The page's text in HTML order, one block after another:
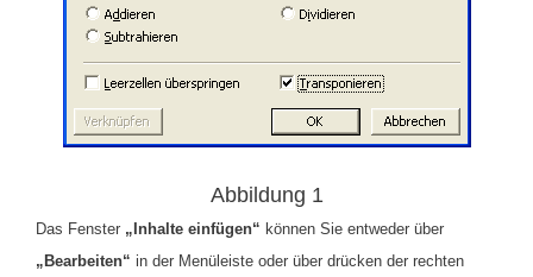
Abbildung 1
Das Fenster „Inhalte einfügen“ können Sie entweder über
„Bearbeiten“ in der Menüleiste oder über drücken der rechten